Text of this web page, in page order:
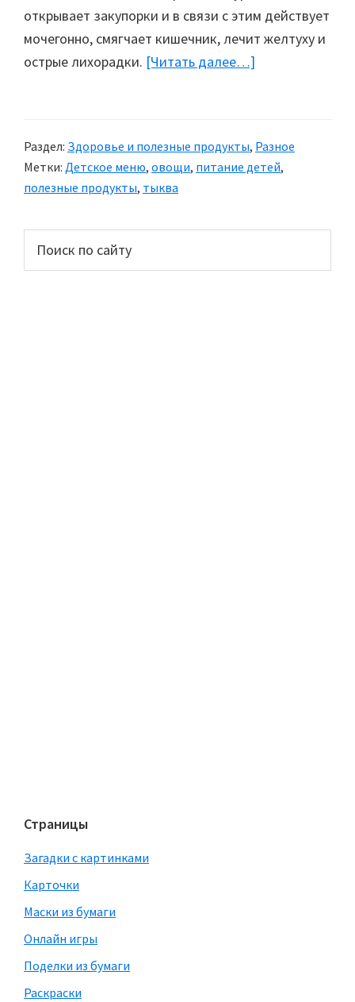
открывает закупорки и в связи с этим действует
мочегонно, смягчает кишечник, лечит желтуху и
острые лихорадки. [Читать далее…]
Раздел: Здоровье и полезные продукты, Разное
Метки: Детское меню, овощи, питание детей,
полезные продукты, тыква
Основной
сайдбар
Страницы
Загадки с картинками
Карточки
Маски из бумаги
Онлайн игры
Поделки из бумаги
Раскраски